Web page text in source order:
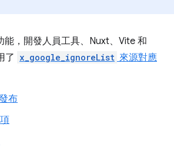
能，開發人員工具、Nuxt、Vite 和
了 x_google_ignoreList 來源對應
布